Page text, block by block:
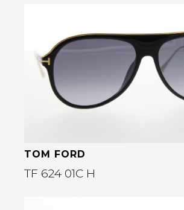
Bekijk deze bril
TOM FORD
TF 624 01C H